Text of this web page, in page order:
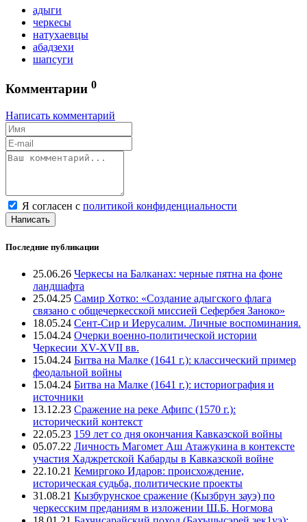
адыги
черкесы
натухаевцы
абадзехи
шапсуги
Комментарии 0
Написать комментарий
Я согласен с политикой конфиденциальности
Написать
Последние публикации
25.06.26 Черкесы на Балканах: черные пятна на фоне
ландшафта
25.04.25 Самир Хотко: «Создание адыгского флага
связано с общечеркесской миссией Сефербея Заноко»
18.05.24 Сент-Сир и Иерусалим. Личные воспоминания.
15.04.24 Очерки военно-политической истории
Черкесии XV-XVII вв.
15.04.24 Битва на Малке (1641 г.): классический пример
феодальной войны
15.04.24 Битва на Малке (1641 г.): историография и
источники
13.12.23 Сражение на реке Афипс (1570 г.):
исторический контекст
22.05.23 159 лет со дня окончания Кавказской войны
05.07.22 Личность Магомет Аш Атажукина в контексте
участия Хаджретской Кабарды в Кавказской войне
22.10.21 Кемиргоко Идаров: происхождение,
историческая судьба, политические проекты
31.08.21 Кызбурунское сражение (Кызбрун зауэ) по
черкесским преданиям в изложении Ш.Б. Ногмова